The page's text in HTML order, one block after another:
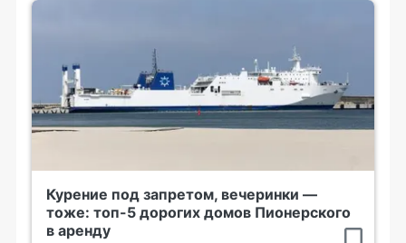
Курение под запретом, вечеринки —
тоже: топ-5 дорогих домов Пионерского
в аренду